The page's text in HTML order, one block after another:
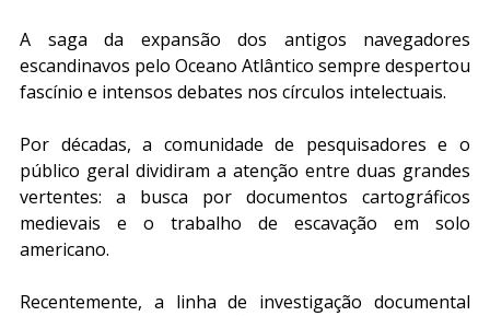
A saga da expansão dos antigos navegadores
escandinavos pelo Oceano Atlântico sempre despertou
fascínio e intensos debates nos círculos intelectuais.
Por décadas, a comunidade de pesquisadores e o
público geral dividiram a atenção entre duas grandes
vertentes: a busca por documentos cartográficos
medievais e o trabalho de escavação em solo
americano.
Recentemente, a linha de investigação documental